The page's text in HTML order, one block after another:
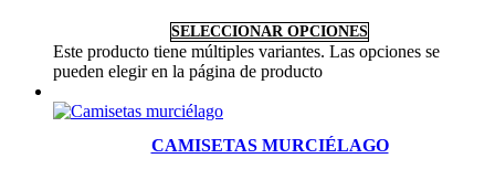
SELECCIONAR OPCIONES
Este producto tiene múltiples variantes. Las opciones se
pueden elegir en la página de producto
CAMISETAS MURCIÉLAGO